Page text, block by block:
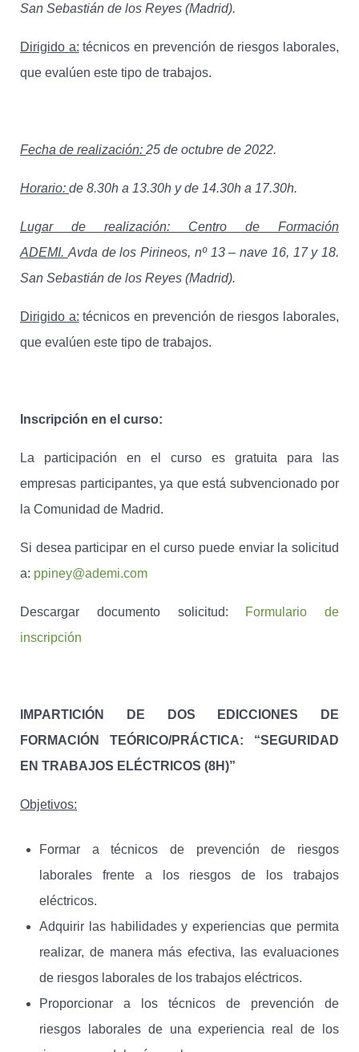
San Sebastián de los Reyes (Madrid).
Dirigido a: técnicos en prevención de riesgos laborales,
que evalúen este tipo de trabajos.
Fecha de realización: 25 de octubre de 2022.
Horario: de 8.30h a 13.30h y de 14.30h a 17.30h.
Lugar de realización: Centro de Formación
ADEMI. Avda de los Pirineos, nº 13 – nave 16, 17 y 18.
San Sebastián de los Reyes (Madrid).
Dirigido a: técnicos en prevención de riesgos laborales,
que evalúen este tipo de trabajos.
Inscripción en el curso:
La participación en el curso es gratuita para las
empresas participantes, ya que está subvencionado por
la Comunidad de Madrid.
Si desea participar en el curso puede enviar la solicitud
a: ppiney@ademi.com
Descargar documento solicitud:
Formulario de
inscripción
IMPARTICIÓN DE DOS EDICCIONES DE
FORMACIÓN TEÓRICO/PRÁCTICA: “SEGURIDAD
EN TRABAJOS ELÉCTRICOS (8H)”
Objetivos:
Formar a técnicos de prevención de riesgos
laborales frente a los riesgos de los trabajos
eléctricos.
Adquirir las habilidades y experiencias que permita
realizar, de manera más efectiva, las evaluaciones
de riesgos laborales de los trabajos eléctricos.
Proporcionar a los técnicos de prevención de
riesgos laborales de una experiencia real de los